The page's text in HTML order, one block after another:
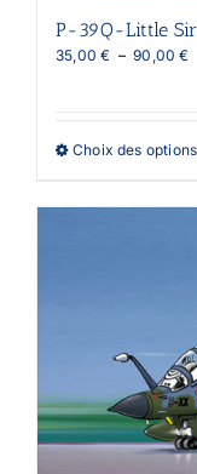
P-39Q-Little
35,00€ – 90,00€
Choix des options